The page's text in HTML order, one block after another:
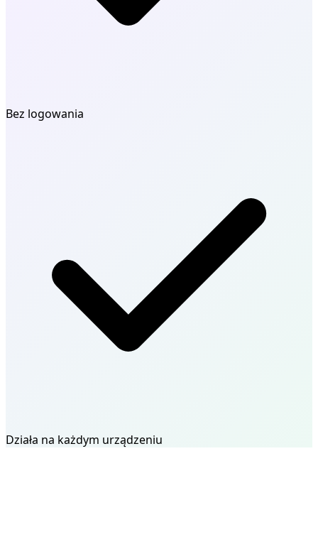
Bez logowania
Działa na każdym urządzeniu